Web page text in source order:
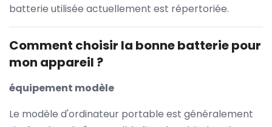
batterie utilisée actuellement est répertoriée.
Comment choisir la bonne batterie pour
mon appareil ?
équipement modèle
Le modèle d'ordinateur portable est généralement